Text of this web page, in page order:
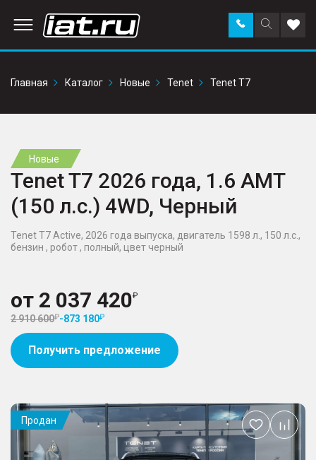
Поиск
по
Заказать
звонок в
Главная
Каталог Новые Tenet Tenet T7
Новые
Tenet T7 2026 года, 1.6 AMT
(150 л.с.) 4WD, Черный
Tenet T7 Active, 2026 года выпуска, двигатель 1598 л., 150 л.с.,
бензин , робот , полный, цвет черный
от 2 037 420
2 910 600 -873 180
Получить предложение
Продан
Добавить
в
избранное